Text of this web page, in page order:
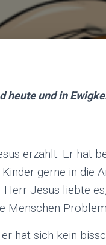
heute und in
erzählt. Er hat
gerne in die
Jesus liebte
Menschen
hat sich kein